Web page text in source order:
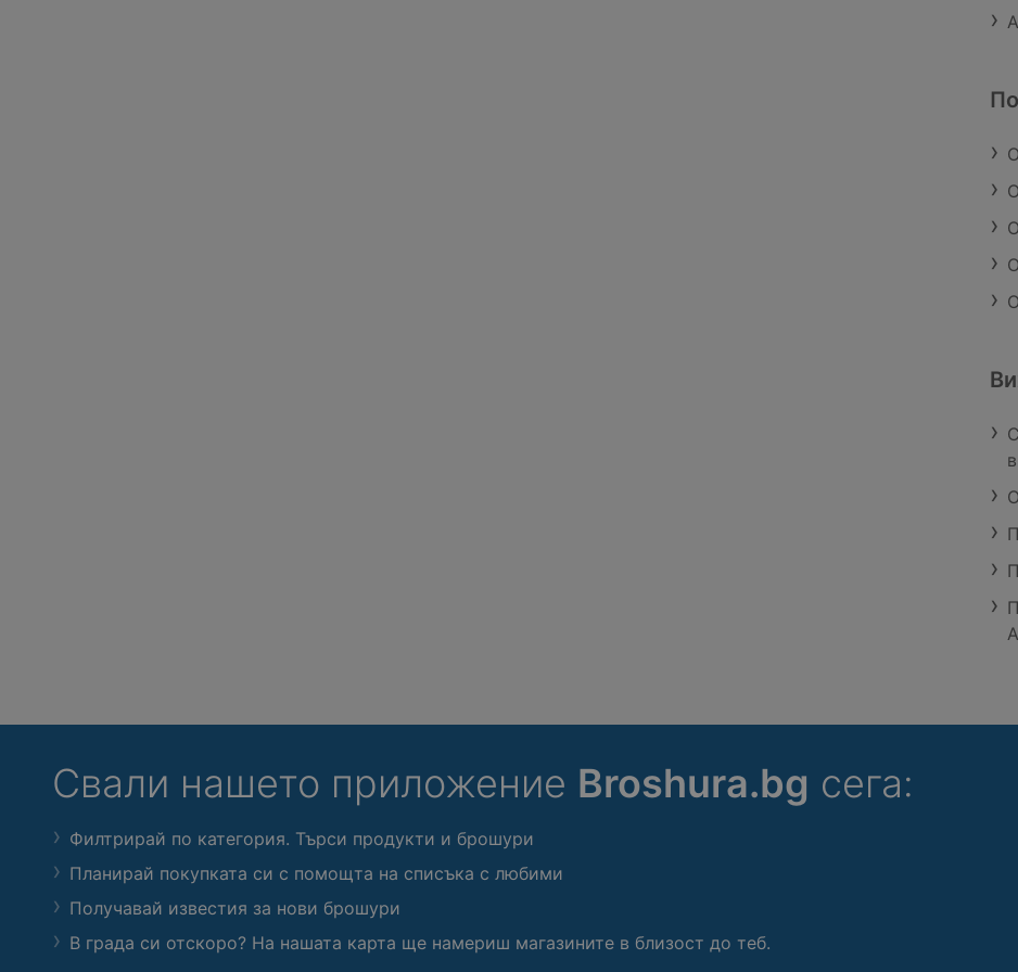
Свали нашето приложение Broshura.bg сега:
Филтрирай по категория. Търси продукти и брошури
Планирай покупката си с помощта на списъка с любими
Получавай известия за нови брошури
В града си отскоро? На нашата карта ще намериш магазините в близост до теб.